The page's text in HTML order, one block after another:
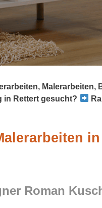
Malerarbeiten,
in Rettert gesucht?
in
Roman